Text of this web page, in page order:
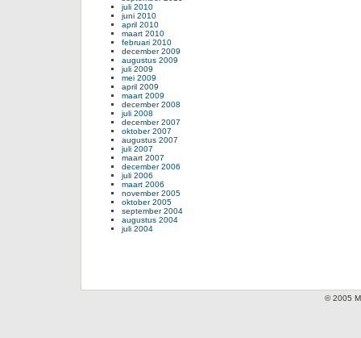
juli 2010
juni 2010
april 2010
maart 2010
februari 2010
december 2009
augustus 2009
juli 2009
mei 2009
april 2009
maart 2009
december 2008
juli 2008
december 2007
oktober 2007
augustus 2007
juli 2007
maart 2007
december 2006
juli 2006
maart 2006
november 2005
oktober 2005
september 2004
augustus 2004
juli 2004
© 2005